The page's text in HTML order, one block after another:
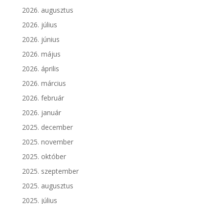
2026. augusztus
2026. július
2026. június
2026. május
2026. április
2026. március
2026. február
2026. január
2025. december
2025. november
2025. október
2025. szeptember
2025. augusztus
2025. július